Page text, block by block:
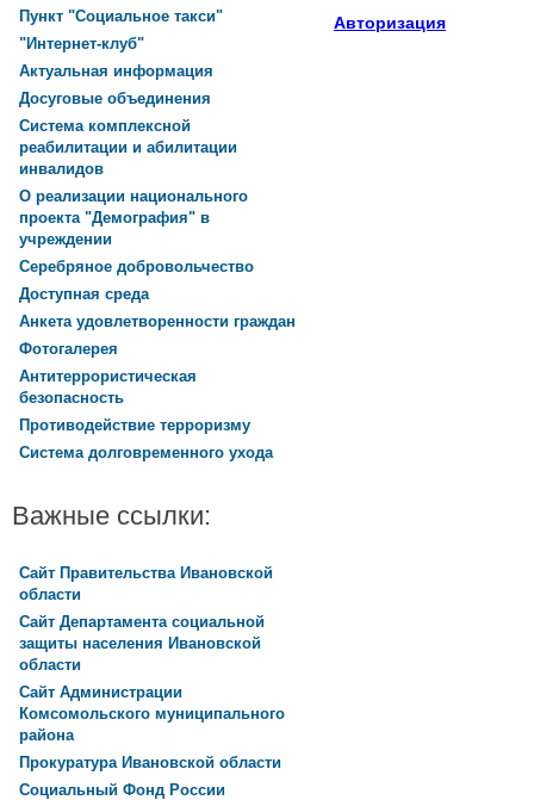
Авторизация
Пункт "Социальное такси"
"Интернет-клуб"
Актуальная информация
Досуговые объединения
Система комплексной
реабилитации и абилитации
инвалидов
О реализации национального
проекта "Демография" в
учреждении
Серебряное добровольчество
Доступная среда
Анкета удовлетворенности граждан
Фотогалерея
Антитеррористическая
безопасность
Противодействие терроризму
Система долговременного ухода
Важные ссылки:
Сайт Правительства Ивановской
области
Сайт Департамента социальной
защиты населения Ивановской
области
Сайт Администрации
Комсомольского муниципального
района
Прокуратура Ивановской области
Социальный Фонд России